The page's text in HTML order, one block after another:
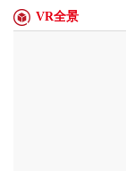
VR全景